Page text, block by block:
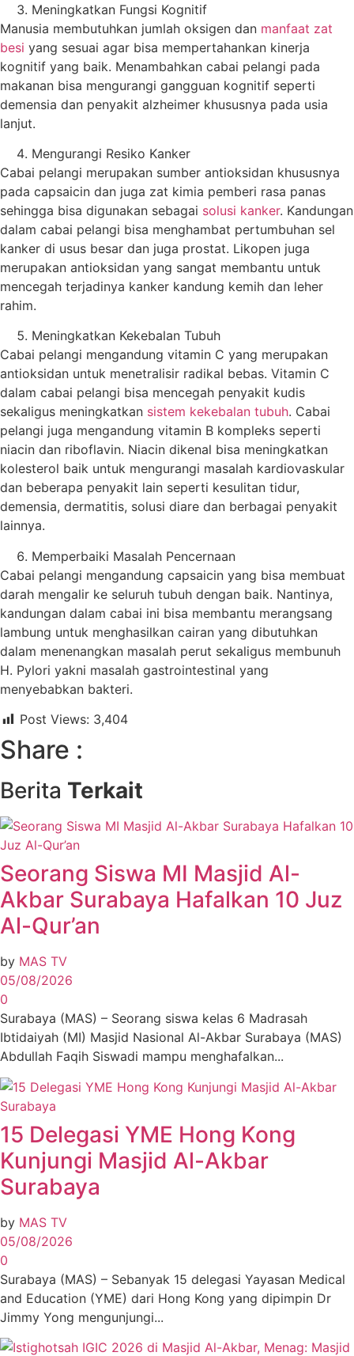
Meningkatkan Fungsi Kognitif
Manusia membutuhkan jumlah oksigen dan manfaat zat
besi yang sesuai agar bisa mempertahankan kinerja
kognitif yang baik. Menambahkan cabai pelangi pada
makanan bisa mengurangi gangguan kognitif seperti
demensia dan penyakit alzheimer khususnya pada usia
lanjut.
Mengurangi Resiko Kanker
Cabai pelangi merupakan sumber antioksidan khususnya
pada capsaicin dan juga zat kimia pemberi rasa panas
sehingga bisa digunakan sebagai solusi kanker. Kandungan
dalam cabai pelangi bisa menghambat pertumbuhan sel
kanker di usus besar dan juga prostat. Likopen juga
merupakan antioksidan yang sangat membantu untuk
mencegah terjadinya kanker kandung kemih dan leher
rahim.
Meningkatkan Kekebalan Tubuh
Cabai pelangi mengandung vitamin C yang merupakan
antioksidan untuk menetralisir radikal bebas. Vitamin C
dalam cabai pelangi bisa mencegah penyakit kudis
sekaligus meningkatkan sistem kekebalan tubuh. Cabai
pelangi juga mengandung vitamin B kompleks seperti
niacin dan riboflavin. Niacin dikenal bisa meningkatkan
kolesterol baik untuk mengurangi masalah kardiovaskular
dan beberapa penyakit lain seperti kesulitan tidur,
demensia, dermatitis, solusi diare dan berbagai penyakit
lainnya.
Memperbaiki Masalah Pencernaan
Cabai pelangi mengandung capsaicin yang bisa membuat
darah mengalir ke seluruh tubuh dengan baik. Nantinya,
kandungan dalam cabai ini bisa membantu merangsang
lambung untuk menghasilkan cairan yang dibutuhkan
dalam menenangkan masalah perut sekaligus membunuh
H. Pylori yakni masalah gastrointestinal yang
menyebabkan bakteri.
Post Views: 3,404
Share :
Berita Terkait
Seorang Siswa MI Masjid Al-
Akbar Surabaya Hafalkan 10 Juz
Al-Qur’an
by MAS TV
05/08/2026
0
Surabaya (MAS) – Seorang siswa kelas 6 Madrasah
Ibtidaiyah (MI) Masjid Nasional Al-Akbar Surabaya (MAS)
Abdullah Faqih Siswadi mampu menghafalkan...
15 Delegasi YME Hong Kong
Kunjungi Masjid Al-Akbar
Surabaya
by MAS TV
05/08/2026
0
Surabaya (MAS) – Sebanyak 15 delegasi Yayasan Medical
and Education (YME) dari Hong Kong yang dipimpin Dr
Jimmy Yong mengunjungi...